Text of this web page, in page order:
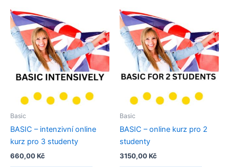
Basic
BASIC – intenzivní online
kurz pro 3 studenty​
660,00Kč
Basic
BASIC – online kurz pro 2
studenty
3150,00Kč